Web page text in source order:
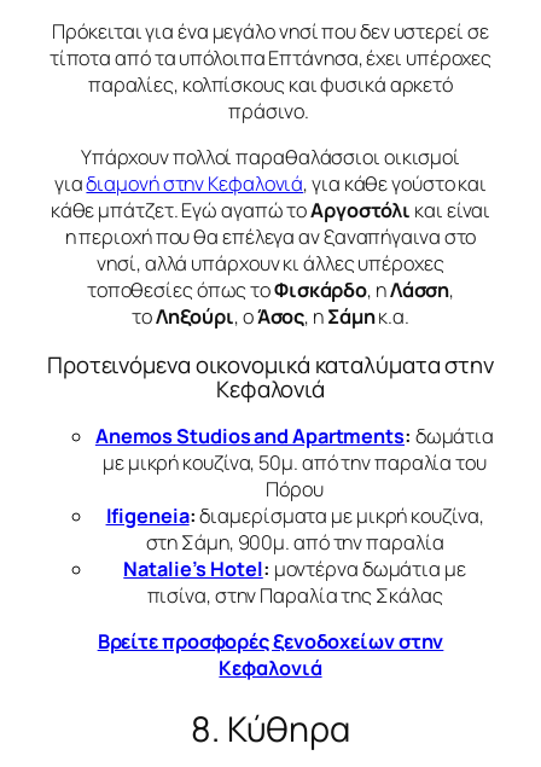
Πρόκειται για ένα μεγάλο νησί που δεν υστερεί σε
τίποτα από τα υπόλοιπα Επτάνησα, έχει υπέροχες
παραλίες, κολπίσκους και φυσικά αρκετό
πράσινο.
Υπάρχουν πολλοί παραθαλάσσιοι οικισμοί
γιαδιαμονή στην Κεφαλονιά, για κάθε γούστο και
κάθε μπάτζετ. Εγώ αγαπώ τοΑργοστόλι και είναι
η περιοχή που θα επέλεγα αν ξαναπήγαινα στο
νησί, αλλά υπάρχουν κι άλλες υπέροχες
τοποθεσίες όπως τοΦισκάρδο, ηΛάσση,
τοΛηξούρι, οΆσος, ηΣάμηκ.α.
Προτεινόμενα οικονομικά καταλύματα στην
Κεφαλονιά
Anemos Studios and Apartments: δωμάτια
με μικρή κουζίνα, 50μ. από την παραλία του
Πόρου
Ifigeneia:διαμερίσματα με μικρή κουζίνα,
στη Σάμη, 900μ. από την παραλία
Natalie’s Hotel: μοντέρνα δωμάτια με
πισίνα, στην Παραλία της Σκάλας
Βρείτε προσφορές ξενοδοχείων στην
Κεφαλονιά
8. Κύθηρα